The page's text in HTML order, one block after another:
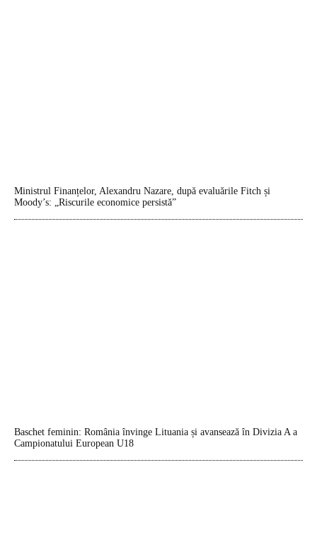
Ministrul Finanțelor, Alexandru Nazare, după evaluările Fitch și
Moody’s: „Riscurile economice persistă”
Baschet feminin: România învinge Lituania și avansează în Divizia A a
Campionatului European U18